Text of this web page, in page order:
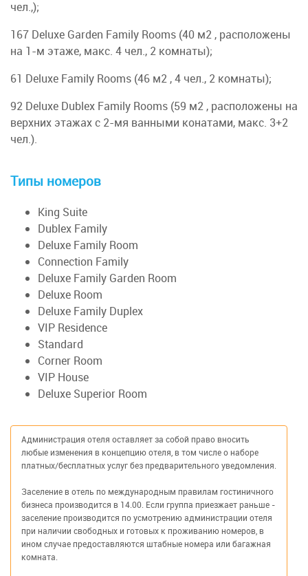
чел.,);
167 Deluxe Garden Family Rooms (40 м2 , расположены
на 1-м этаже, макс. 4 чел., 2 комнаты);
61 Deluxe Family Rooms (46 м2 , 4 чел., 2 комнаты);
92 Deluxe Dublex Family Rooms (59 м2 , расположены на
верхних этажах с 2-мя ванными конатами, макс. 3+2
чел.).
Типы номеров
King Suite
Dublex Family
Deluxe Family Room
Connection Family
Deluxe Family Garden Room
Deluxe Room
Deluxe Family Duplex
VIP Residence
Standard
Corner Room
VIP House
Deluxe Superior Room
Администрация отеля оставляет за собой право вносить
любые изменения в концепцию отеля, в том числе о наборе
платных/бесплатных услуг без предварительного уведомления.
Заселение в отель по международным правилам гостиничного
бизнеса производится в 14.00. Если группа приезжает раньше -
заселение производится по усмотрению администрации отеля
при наличии свободных и готовых к проживанию номеров, в
ином случае предоставляются штабные номера или багажная
комната.